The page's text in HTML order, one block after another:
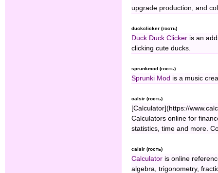
upgrade production, and
duckclicker (гость)
Duck Duck Clicker is an
clicking cute ducks.
sprunkmod (гость)
Sprunki Mod is a music
calsir (гость)
[Calculator](https://
Calculators online for
statistics, time and more.
calsir (гость)
Calculator is online
algebra, trigonometry,